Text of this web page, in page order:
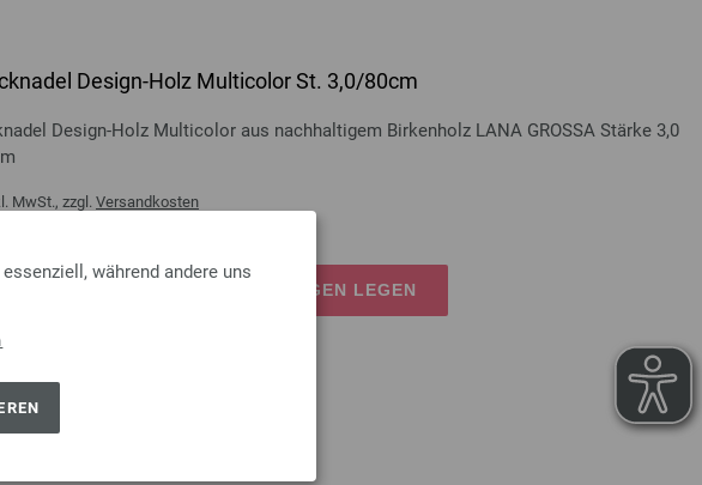
während andere uns
Design-Holz Multicolor St. 3,0/80cm
Design-Holz Multicolor aus nachhaltigem Birkenholz LANA GROSSA Stärke 3,0
MwSt., zzgl. Versandkosten
IN DEN EINKAUFSWAGEN LEGEN